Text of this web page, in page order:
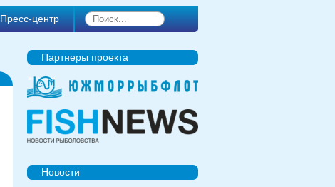
Пресс-центр
Партнеры проекта
Новости